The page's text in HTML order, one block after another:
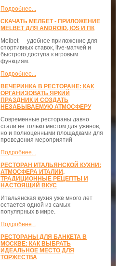
Подробнее...
СКАЧАТЬ МЕЛБЕТ - ПРИЛОЖЕНИЕ
MELBET ДЛЯ ANDROID, IOS И ПК
Melbet — удобное приложение для
спортивных ставок, live-матчей и
быстрого доступа к игровым
функциям.
Подробнее...
ВЕЧЕРИНКА В РЕСТОРАНЕ: КАК
ОРГАНИЗОВАТЬ ЯРКИЙ
ПРАЗДНИК И СОЗДАТЬ
НЕЗАБЫВАЕМУЮ АТМОСФЕРУ
Современные рестораны давно
стали не только местом для ужинов,
но и полноценными площадками для
проведения мероприятий
Подробнее...
РЕСТОРАН ИТАЛЬЯНСКОЙ КУХНИ:
АТМОСФЕРА ИТАЛИИ,
ТРАДИЦИОННЫЕ РЕЦЕПТЫ И
НАСТОЯЩИЙ ВКУС
Итальянская кухня уже много лет
остается одной из самых
популярных в мире.
Подробнее...
РЕСТОРАНЫ ДЛЯ БАНКЕТА В
МОСКВЕ: КАК ВЫБРАТЬ
ИДЕАЛЬНОЕ МЕСТО ДЛЯ
ТОРЖЕСТВА